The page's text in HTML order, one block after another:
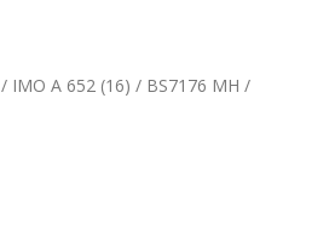
IMO A 652 (16) / BS7176 MH /